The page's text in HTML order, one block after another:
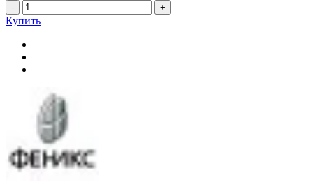
- +
Купить